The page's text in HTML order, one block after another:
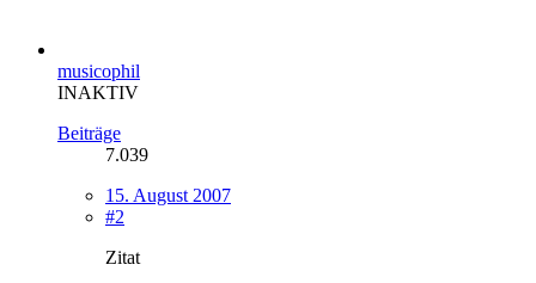
musicophil
INAKTIV
Beiträge
7.039
15. August 2007
#2
Zitat